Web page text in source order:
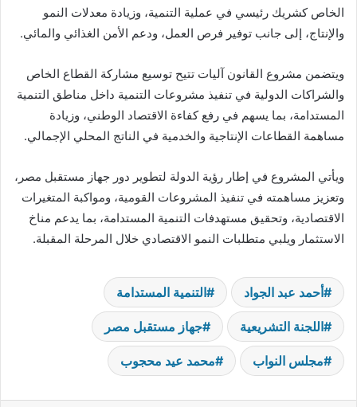
الخاص كشريك رئيسي في عملية التنمية، وزيادة معدلات النمو
والإنتاج، إلى جانب توفير فرص العمل، ودعم الأمن الغذائي والمائي.
ويتضمن مشروع القانون آليات تتيح توسيع مشاركة القطاع الخاص
والشراكات الدولية في تنفيذ مشروعات التنمية داخل مناطق التنمية
المستدامة، بما يسهم في رفع كفاءة الاقتصاد الوطني، وزيادة
مساهمة القطاعات الإنتاجية والخدمية في الناتج المحلي الإجمالي.
ويأتي المشروع في إطار رؤية الدولة لتطوير دور جهاز مستقبل مصر،
وتعزيز مساهمته في تنفيذ المشروعات القومية، ومواكبة المتغيرات
الاقتصادية، وتحقيق مستهدفات التنمية المستدامة، بما يدعم مناخ
الاستثمار ويلبي متطلبات النمو الاقتصادي خلال المرحلة المقبلة.
أحمد عبد الجواد التنمية المستدامة
اللجنة التشريعية جهاز مستقبل مصر
مجلس النواب محمد عيد محجوب